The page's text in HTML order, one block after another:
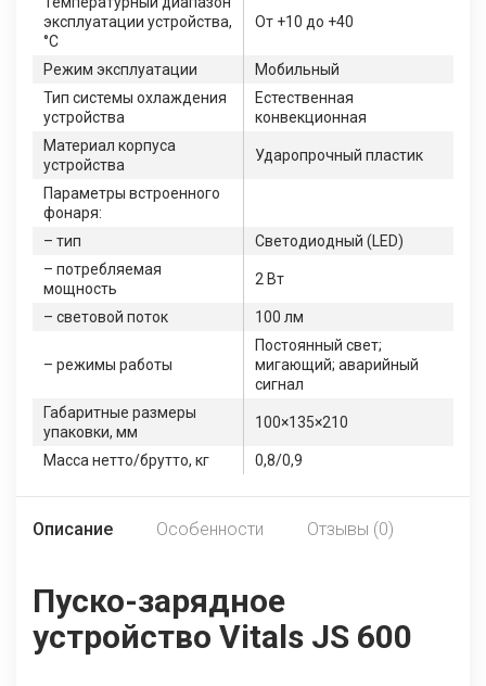
эксплуатации устройства,
°C
От +10 до +40
Режим эксплуатации
Мобильный
Тип системы охлаждения
устройства
Естественная
конвекционная
Материал корпуса
устройства
Ударопрочный пластик
Параметры встроенного
фонаря:
– тип
Светодиодный (LED)
– потребляемая
мощность
2 Вт
– световой поток 100 лм
– режимы работы
Постоянный свет;
мигающий; аварийный
сигнал
Габаритные размеры
упаковки, мм
100×135×210
Масса нетто/брутто, кг 0,8/0,9
Описание Особенности Отзывы (0)
Пуско-зарядное
устройство Vitals JS 600